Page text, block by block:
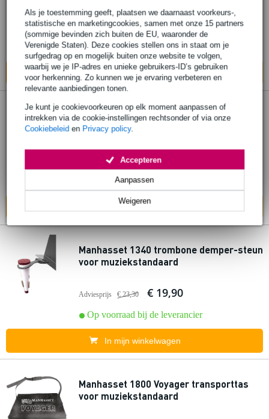
Als je toestemming geeft, plaatsen we daarnaast voorkeurs-,
statistische en marketingcookies, samen met onze 15 partners
(sommige bevinden zich buiten de EU, waaronder de
Verenigde Staten). Deze cookies stellen ons in staat om je
surfgedrag op en mogelijk buiten onze website te volgen,
waarbij we je IP-adres en unieke gebruikers-ID’s gebruiken
voor herkenning. Zo kunnen we je ervaring verbeteren en
relevante aanbiedingen tonen.
Je kunt je cookievoorkeuren op elk moment aanpassen of
intrekken via de cookie-instellingen rechtsonder of via onze
Cookiebeleid en Privacy policy.
Weigeren
Aanpassen
Accepteren
€ 98,-
Op voorraad bij de leverancier
In mijn winkelwagen
Manhasset 4801-W Symphony Stand
lessenaar wit
Adviesprijs € 92,- € 85,-
Op voorraad bij de leverancier
In mijn winkelwagen
Manhasset 1340 trombone demper-steun
voor muziekstandaard
Adviesprijs € 23,30 € 19,90
Op voorraad bij de leverancier
In mijn winkelwagen
Manhasset 1800 Voyager transporttas
voor muziekstandaard